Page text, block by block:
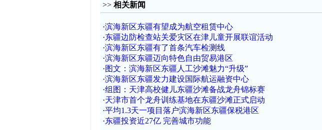
>> 相关新闻
·滨海新区东疆有望成为航空租赁中心
·东疆边防检查站关爱灾区在津儿童开展联谊活动
·滨海新区东疆有了首条汽车检测线
·滨海新区东疆迈向特色自由贸易港区
·图文：滨海新区东疆人工沙滩魅力“升级”
·滨海新区东疆发力建设国际航运融资中心
·组图：天津高校健儿东疆沙滩备战龙舟锦标赛
·天津市首个龙舟训练基地在东疆沙滩正式启动
·平均1.3天一项目落户滨海新区东疆保税港区
·东疆投资近27亿 完善城市功能